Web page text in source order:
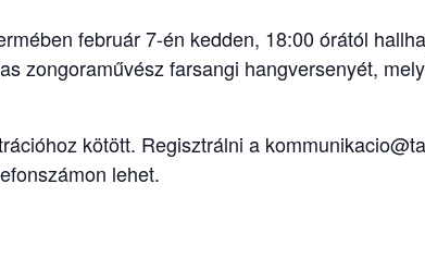
február 7-én kedden, 18:00 órától
zongoraművész farsangi hangversenyét,
kötött. Regisztrálni a
lehet.